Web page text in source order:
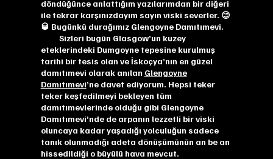
döndüğünce anlattığım yazılarımdan bir diğeri
ile tekrar karşınızdayım sayın viski severler. 😊
🥃 Bugünkü durağımız Glengoyne Damıtımevi.
Sizleri bugün Glasgow’un kuzey
eteklerindeki Dumgoyne tepesine kurulmuş
tarihi bir tesis olan ve İskoçya’nın en güzel
damıtımevi olarak anılan Glengoyne
Damıtımevi’ne davet ediyorum. Hepsi teker
teker keşfedilmeyi bekleyen tüm
damıtımevlerinde olduğu gibi Glengoyne
Damıtımevi’nde de arpanın lezzetli bir viski
oluncaya kadar yaşadığı yolculuğun sadece
tanık olunmadığı adeta dönüşümünün an be an
hissedildiği o büyülü hava mevcut.